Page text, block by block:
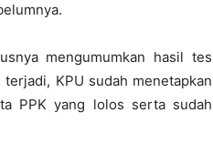
mengumumkan hasil tes
KPU sudah menetapkan
PPK yang lolos serta sudah